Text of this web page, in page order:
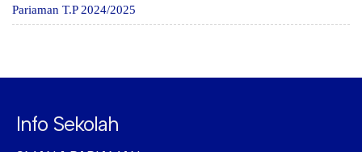
Pariaman T.P 2024/2025
Info Sekolah